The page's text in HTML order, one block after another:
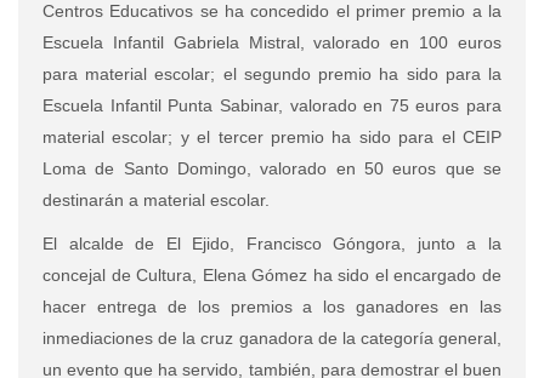
Centros Educativos se ha concedido el primer premio a la
Escuela Infantil Gabriela Mistral, valorado en 100 euros
para material escolar; el segundo premio ha sido para la
Escuela Infantil Punta Sabinar, valorado en 75 euros para
material escolar; y el tercer premio ha sido para el CEIP
Loma de Santo Domingo, valorado en 50 euros que se
destinarán a material escolar.
El alcalde de El Ejido, Francisco Góngora, junto a la
concejal de Cultura, Elena Gómez ha sido el encargado de
hacer entrega de los premios a los ganadores en las
inmediaciones de la cruz ganadora de la categoría general,
un evento que ha servido, también, para demostrar el buen